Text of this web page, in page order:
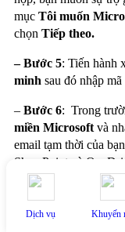
mục Tôi muốn
chọn Tiếp theo.
– Bước 5: Tiến hành
minh sau đó nhập
– Bước 6: Trong
miền Microsoft và
email tạm thời của
SharePoint và
dụng
Tiếp theo
Bước
: Tiếp tục
Dịch vụ Khuyến